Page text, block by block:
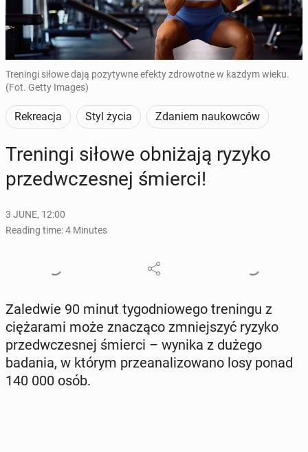
Treningi siłowe dają pozytywne efekty zdrowotne w każdym wieku.
(Fot. Getty Images)
Rekreacja Styl życia Zdaniem naukowców
Trenin­gi siłowe ob­niża­ją ryzyko
przed­w­czes­nej śmierci!
3 JUNE, 12:00
Reading time: 4 Minutes
Za­led­wie 90 minut ty­god­niowego treningu z
ciężara­mi może znaczą­co zm­niejszyć ryzyko
przed­w­czes­nej śmierci – wynika z dużego
badania, w którym przeanal­i­zowano losy ponad
140 000 osób.